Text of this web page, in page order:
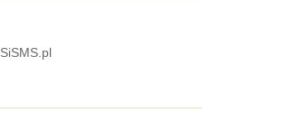
SiSMS.pl